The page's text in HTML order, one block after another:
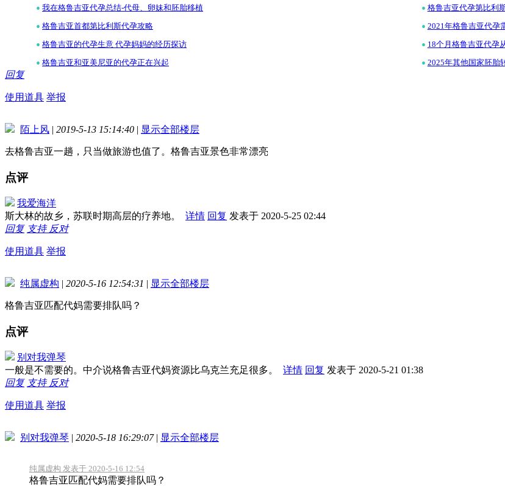
• 我在格鲁吉亚代孕总结-代母、卵妹和胚胎移植 • 格鲁吉亚代孕第比利
• 格鲁吉亚首都第比利斯代孕攻略 • 2021年格鲁吉亚代孕
• 格鲁吉亚的代孕生意 代孕妈妈的经历探访 • 18个月格鲁吉亚代孕
• 格鲁吉亚和亚美尼亚的代孕正在兴起 • 2025年其他国家胚胎
回复
使用道具 举报
陌上风 | 2019-5-13 15:14:40 | 显示全部楼层
去格鲁吉亚一趟，只当做旅游也值了。格鲁吉亚景色非常漂亮
点评
我爱海洋
斯大林的故乡，苏联时期高层的疗养地。 详情 回复 发表于 2020-5-25 02:44
回复 支持 反对
使用道具 举报
纯属虚构 | 2020-5-16 12:54:31 | 显示全部楼层
格鲁吉亚匹配代妈需要排队吗？
点评
别对我弹琴
一般是不需要的。中介说格鲁吉亚代妈资源比乌克兰充足很多。 详情 回复 发表于 2020-5-21 01:38
回复 支持 反对
使用道具 举报
别对我弹琴 | 2020-5-18 16:29:07 | 显示全部楼层
纯属虚构 发表于 2020-5-16 12:54
格鲁吉亚匹配代妈需要排队吗？